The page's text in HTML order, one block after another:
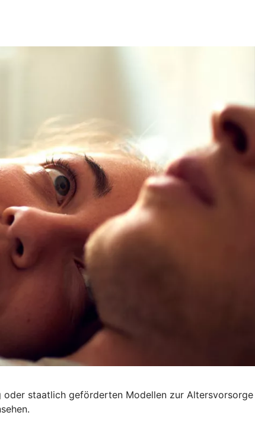
oder staatlich geförderten Modellen zur Altersvorsorge